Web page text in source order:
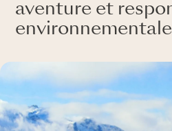
aventure et
environnementale